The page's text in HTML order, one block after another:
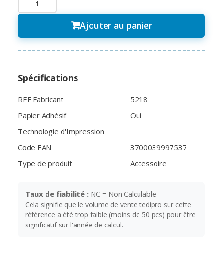
Ajouter au panier
Spécifications
REF Fabricant
5218
Papier Adhésif
Oui
Technologie d'Impression
Code EAN
3700039997537
Type de produit
Accessoire
Taux de fiabilité : NC = Non Calculable
Cela signifie que le volume de vente tedipro sur cette
référence a été trop faible (moins de 50 pcs) pour être
significatif sur l'année de calcul.